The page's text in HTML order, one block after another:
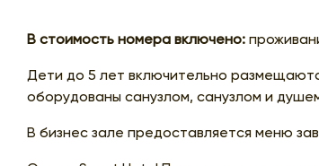
В стоимость номера включено:
Дети до 5 лет включительно
оборудованы санузлом, санузлом и
В бизнес зале предоставляется меню